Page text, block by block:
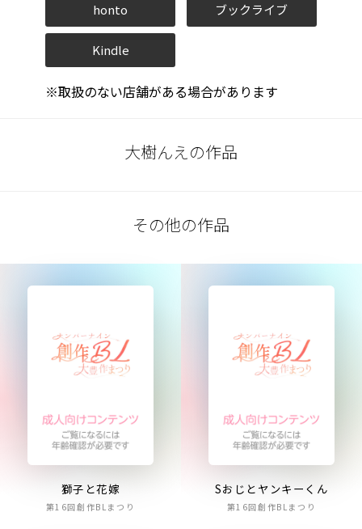
honto ブックライブ
Kindle
※取扱のない店舗がある場合があります
大樹んえの作品
その他の作品
獅子と花嫁
第16回創作BLまつり
Sおじとヤンキーくん
第16回創作BLまつり